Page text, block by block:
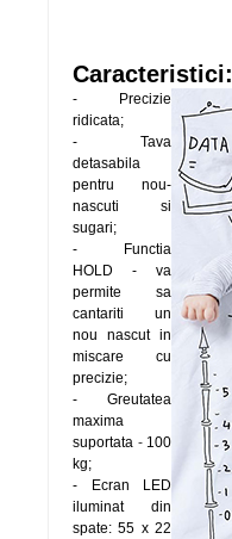
Caracteristici:
- Precizie
ridicata;
- Tava
detasabila
pentru nou-
nascuti si
sugari;
- Functia
HOLD - va
permite sa
cantariti un
nou nascut in
miscare cu
precizie;
- Greutatea
maxima
suportata -100
kg;
- Ecran LED
iluminat din
spate: 55 x 22